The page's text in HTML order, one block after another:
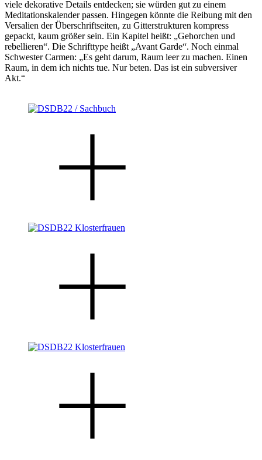
viele dekorative Details entdecken; sie würden gut zu einem
Meditationskalender passen. Hingegen könnte die Reibung mit den
Versalien der Überschriftseiten, zu Gitterstrukturen kompress
gepackt, kaum größer sein. Ein Kapitel heißt: „Gehorchen und
rebellieren“. Die Schrifttype heißt „Avant Garde“. Noch einmal
Schwester Carmen: „Es geht darum, Raum leer zu machen. Einen
Raum, in dem ich nichts tue. Nur beten. Das ist ein subversiver
Akt.“